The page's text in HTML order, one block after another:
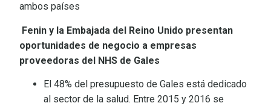
ambos países
Fenin y la Embajada del Reino Unido presentan
oportunidades de negocio a empresas
proveedoras del NHS de Gales
El 48% del presupuesto de Gales está dedicado
al sector de la salud. Entre 2015 y 2016 se